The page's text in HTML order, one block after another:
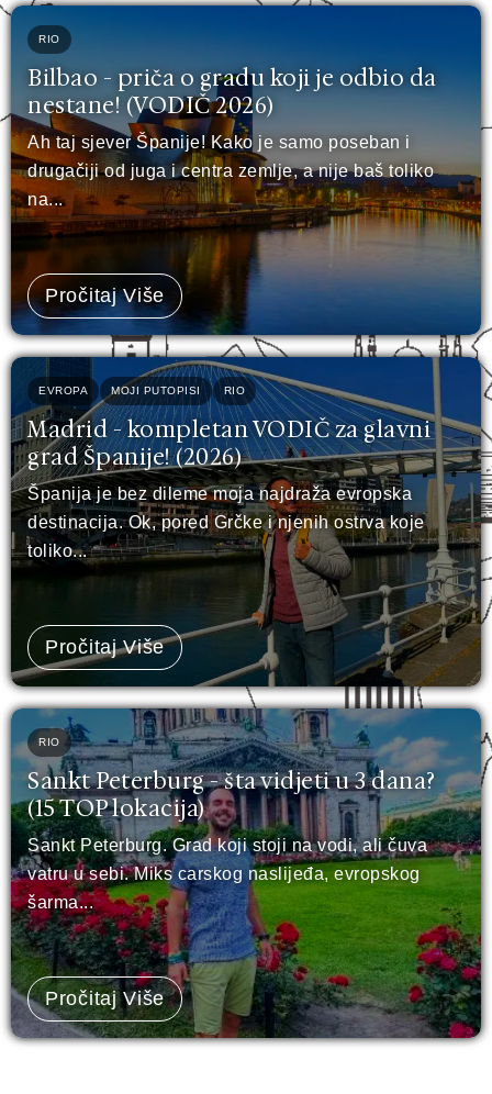
RIO
Bilbao - priča o gradu koji je odbio da
nestane! (VODIČ 2026)
Ah taj sjever Španije! Kako je samo poseban i
drugačiji od juga i centra zemlje, a nije baš toliko
na...
Pročitaj Više
EVROPA MOJI PUTOPISI RIO
Madrid - kompletan VODIČ za glavni
grad Španije! (2026)
Španija je bez dileme moja najdraža evropska
destinacija. Ok, pored Grčke i njenih ostrva koje
toliko...
Pročitaj Više
RIO
Sankt Peterburg - šta vidjeti u 3 dana?
(15 TOP lokacija)
Sankt Peterburg. Grad koji stoji na vodi, ali čuva
vatru u sebi. Miks carskog naslijeđa, evropskog
šarma...
Pročitaj Više